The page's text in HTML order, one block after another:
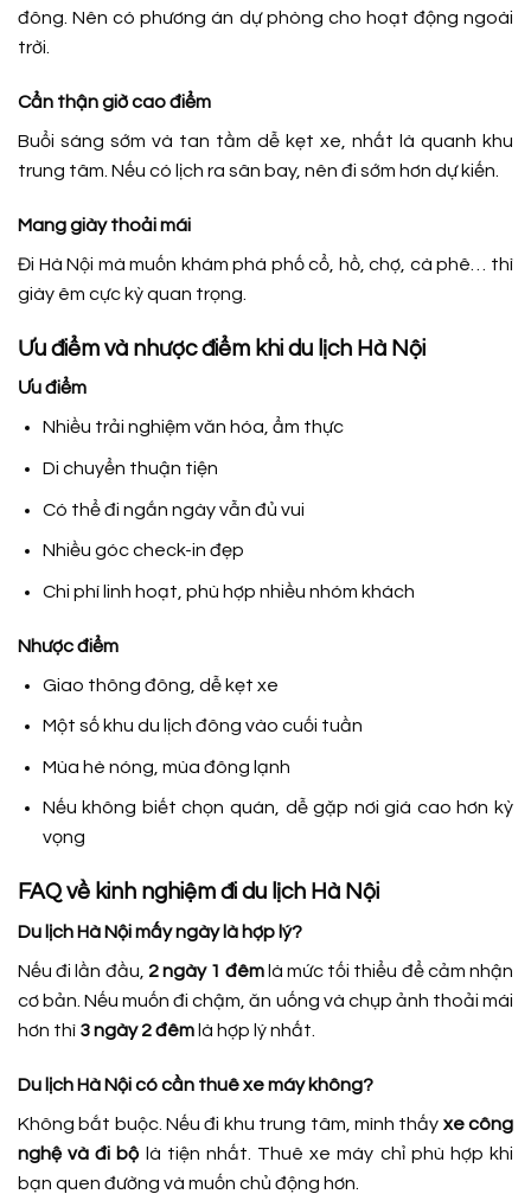
đông. Nên có phương án dự phòng cho hoạt động ngoài
trời.
Cẩn thận giờ cao điểm
Buổi sáng sớm và tan tầm dễ kẹt xe, nhất là quanh khu
trung tâm. Nếu có lịch ra sân bay, nên đi sớm hơn dự kiến.
Mang giày thoải mái
Đi Hà Nội mà muốn khám phá phố cổ, hồ, chợ, cà phê… thì
giày êm cực kỳ quan trọng.
Ưu điểm và nhược điểm khi du lịch Hà Nội
Ưu điểm
Nhiều trải nghiệm văn hóa, ẩm thực
Di chuyển thuận tiện
Có thể đi ngắn ngày vẫn đủ vui
Nhiều góc check-in đẹp
Chi phí linh hoạt, phù hợp nhiều nhóm khách
Nhược điểm
Giao thông đông, dễ kẹt xe
Một số khu du lịch đông vào cuối tuần
Mùa hè nóng, mùa đông lạnh
Nếu không biết chọn quán, dễ gặp nơi giá cao hơn kỳ
vọng
FAQ về kinh nghiệm đi du lịch Hà Nội
Du lịch Hà Nội mấy ngày là hợp lý?
Nếu đi lần đầu, 2 ngày 1 đêm là mức tối thiểu để cảm nhận
cơ bản. Nếu muốn đi chậm, ăn uống và chụp ảnh thoải mái
hơn thì 3 ngày 2 đêm là hợp lý nhất.
Du lịch Hà Nội có cần thuê xe máy không?
Không bắt buộc. Nếu đi khu trung tâm, mình thấy xe công
nghệ và đi bộ là tiện nhất. Thuê xe máy chỉ phù hợp khi
bạn quen đường và muốn chủ động hơn.